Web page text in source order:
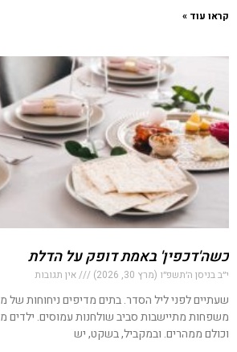
קראו עוד »
כשה'דכפין' באמת דופק על הדלת
י״ב בניסן ה׳תשפ״ו (מרץ 30, 2026) אין תגובות
שעתיים לפני ליל הסדר. בתים מדיפים ניחוחות של
משפחות מתיישבות סביב שולחנות עמוסים. ילדים
וכולם ממהרים. ובמקביל, בשקט, יש